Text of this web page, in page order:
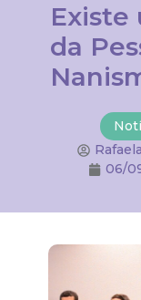
Existe
da
06/